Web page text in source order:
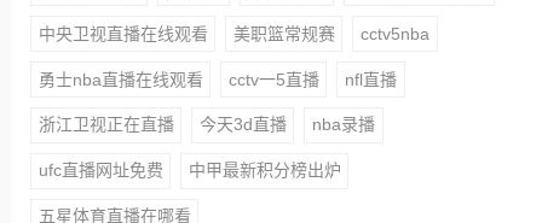
中央卫视直播在线观看 美职篮常规赛 cctv5nba
勇士nba直播在线观看 cctv一5直播 nfl直播
浙江卫视正在直播 今天3d直播 nba录播
ufc直播网址免费 中甲最新积分榜出炉
五星体育直播在哪看